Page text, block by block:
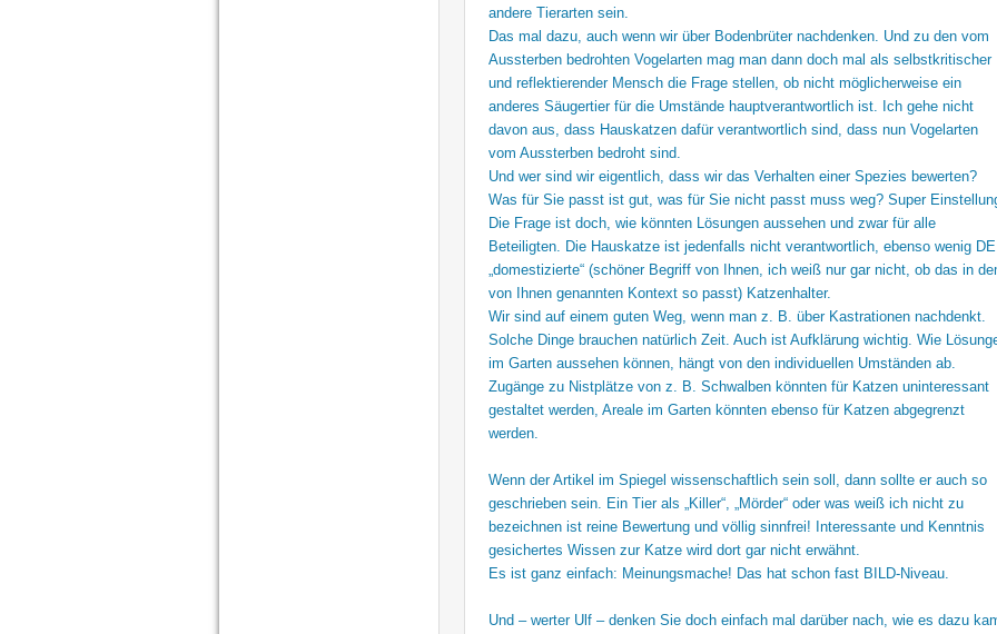
andere Tierarten sein.
Das mal dazu, auch wenn wir über Bodenbrüter nachdenken. Und zu den vom
Aussterben bedrohten Vogelarten mag man dann doch mal als selbstkritischer
und reflektierender Mensch die Frage stellen, ob nicht möglicherweise ein
anderes Säugertier für die Umstände hauptverantwortlich ist. Ich gehe nicht
davon aus, dass Hauskatzen dafür verantwortlich sind, dass nun Vogelarten
vom Aussterben bedroht sind.
Und wer sind wir eigentlich, dass wir das Verhalten einer Spezies bewerten?
Was für Sie passt ist gut, was für Sie nicht passt muss weg? Super
Die Frage ist doch, wie könnten Lösungen aussehen und zwar für alle
Beteiligten. Die Hauskatze ist jedenfalls nicht verantwortlich, ebenso wenig
„domestizierte“ (schöner Begriff von Ihnen, ich weiß nur gar nicht, ob das in
von Ihnen genannten Kontext so passt) Katzenhalter.
Wir sind auf einem guten Weg, wenn man z. B. über Kastrationen nachdenkt.
Solche Dinge brauchen natürlich Zeit. Auch ist Aufklärung wichtig. Wie
im Garten aussehen können, hängt von den individuellen Umständen ab.
Zugänge zu Nistplätze von z. B. Schwalben könnten für Katzen uninteressant
gestaltet werden, Areale im Garten könnten ebenso für Katzen abgegrenzt
werden.
Wenn der Artikel im Spiegel wissenschaftlich sein soll, dann sollte er auch so
geschrieben sein. Ein Tier als „Killer“, „Mörder“ oder was weiß ich nicht zu
bezeichnen ist reine Bewertung und völlig sinnfrei! Interessante und Kenntnis
gesichertes Wissen zur Katze wird dort gar nicht erwähnt.
Es ist ganz einfach: Meinungsmache! Das hat schon fast BILD-Niveau.
Und – werter Ulf – denken Sie doch einfach mal darüber nach, wie es dazu